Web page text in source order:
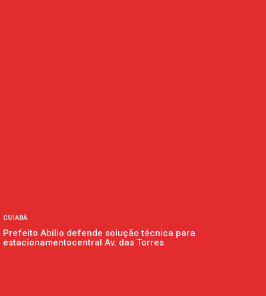
CUIABÁ
Prefeito Abilio defende solução técnica para
estacionamentocentral Av. das Torres